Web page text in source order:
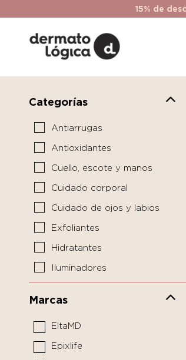
15% de
Categorías
Antiarrugas
Antioxidantes
Cuello, escote y manos
Cuidado corporal
Cuidado de ojos y labios
Exfoliantes
Hidratantes
Iluminadores
Pediátrico
Protectores solares
Marcas
EltaMD
Epixlife